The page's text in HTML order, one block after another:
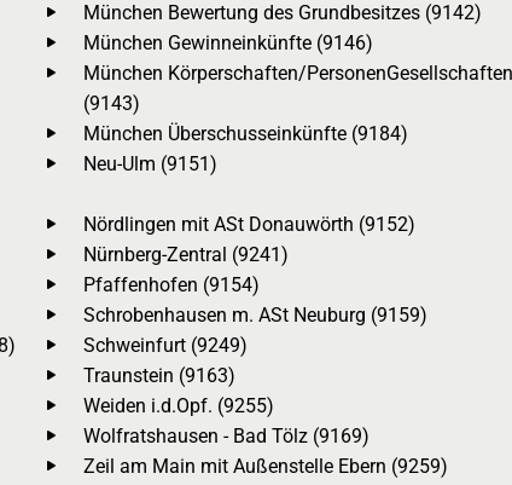
München Bewertung des Grundbesitzes (9142)
München Gewinneinkünfte (9146)
München Körperschaften/PersonenGesellschaften
(9143)
München Überschusseinkünfte (9184)
Neu-Ulm (9151)
Nördlingen mit ASt Donauwörth (9152)
Nürnberg-Zentral (9241)
Pfaffenhofen (9154)
Schrobenhausen m. ASt Neuburg (9159)
Schweinfurt (9249)
Traunstein (9163)
Weiden i.d.Opf. (9255)
Wolfratshausen - Bad Tölz (9169)
Zeil am Main mit Außenstelle Ebern (9259)